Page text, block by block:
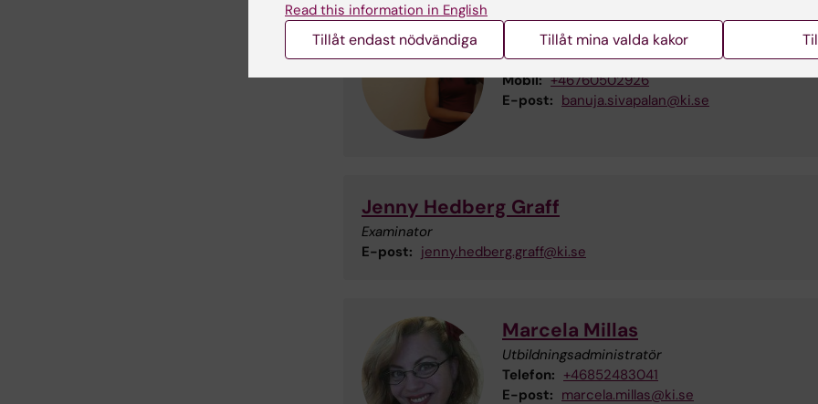
Banuja Sivapalan
Kursansvarig
Telefon: +46852483852
Mobil: +46760502926
E-post: banuja.sivapalan@ki.se
Jenny Hedberg Graff
Examinator
E-post: jenny.hedberg.graff@ki.se
Marcela Millas
Utbildningsadministratör
Telefon: +46852483041
E-post: marcela.millas@ki.se
Read this information in English
Tillåt endast nödvändiga Tillåt mina valda kakor